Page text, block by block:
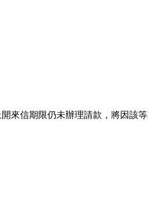
來信期限仍未辦理請款，將因該